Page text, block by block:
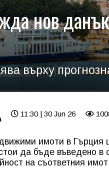
нов
върху
11:30 | 30 Jun 26
имоти в Гърция
да бъде въведено
на съответния